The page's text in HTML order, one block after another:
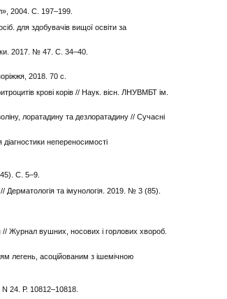
2004. С. 197–199.
для здобувачів вищої освіти за
2017. № 47. С. 34–40.
2018. 70 с.
крові корів // Наук. вісн. ЛНУВМБТ ім.
лоратадину та дезлоратадину // Сучасні
непереносимості
С. 5–9.
та імунологія. 2019. № 3 (85).
// Журнал вушних, носових і горлових хвороб.
легень, асоційованим з ішемічною
24. Р. 10812–10818.